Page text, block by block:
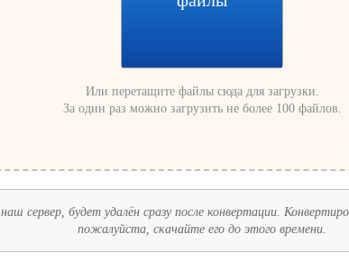
Или перетащите файлы сюда для загрузки.
За один раз можно загрузить не более 100 файлов.
сервер, будет удалён сразу после конвертации.
пожалуйста, скачайте его до этого времени.